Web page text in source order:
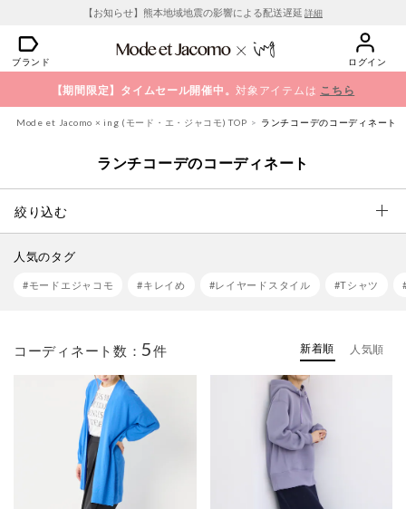
【お知らせ】熊本地域地震の影響による配送遅延 詳細
ブランド ログイン
【期間限定】タイムセール開催中。対象アイテムは こちら
Mode et Jacomo × ing (モード・エ・ジャコモ) TOP ランチコーデのコーディネート
ランチコーデのコーディネート
絞り込む
人気のタグ
#モードエジャコモ #キレイめ #レイヤードスタイル #Tシャツ
コーディネート数：5件 新着順 人気順